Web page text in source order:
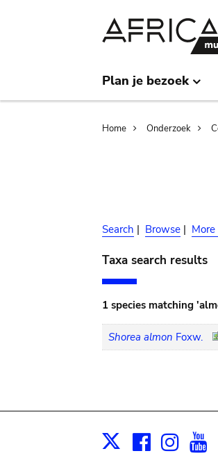
Plan je bezoek
Home Onderzoek
Search | Browse |
Taxa search results
1 species matching
Shorea almon Foxw.
X